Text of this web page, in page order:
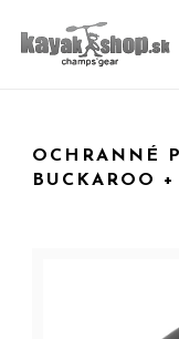
OCHRANNÉ
BUCKAROO